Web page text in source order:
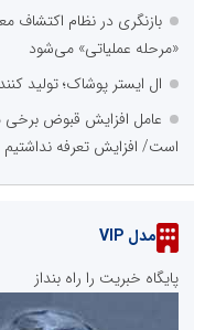
بازنگری در نظام اکتشاف
«مرحله عملیاتی» می‌شود
ال ایستر پوشاک؛ تولید
عامل افزایش قبوض برخی
است/ افزایش تعرفه نداشتیم
مدل VIP
پایگاه خبریت را راه بنداز